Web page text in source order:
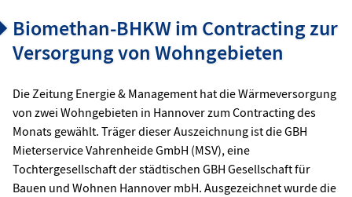
Biomethan-BHKW im Contracting zur
Versorgung von Wohngebieten
Die Zeitung Energie & Management hat die Wärmeversorgung
von zwei Wohngebieten in Hannover zum Contracting des
Monats gewählt. Träger dieser Auszeichnung ist die GBH
Mieterservice Vahrenheide GmbH (MSV), eine
Tochtergesellschaft der städtischen GBH Gesellschaft für
Bauen und Wohnen Hannover mbH. Ausgezeichnet wurde die